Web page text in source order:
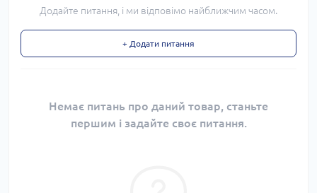
Додайте питання, і ми відповімо найближчим часом.
+ Додати питання
Немає питань про даний товар, станьте
першим і задайте своє питання.